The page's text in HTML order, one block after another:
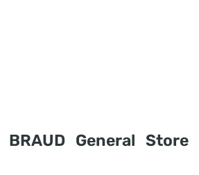
BRAUD General Store